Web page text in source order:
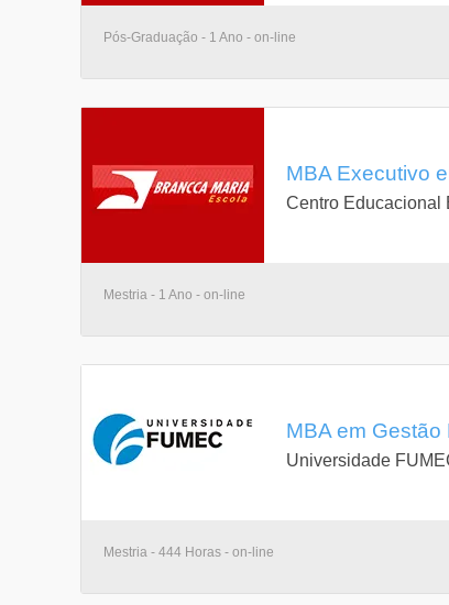
Pós-Graduação - 1 Ano - on-line
MBA Executivo
Centro Educacional
Mestria - 1 Ano - on-line
MBA em
Universidade
Mestria - 444 Horas - on-line